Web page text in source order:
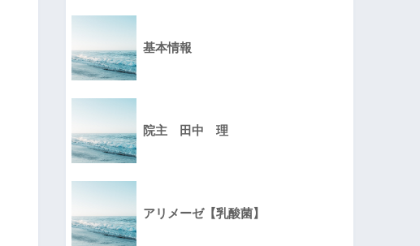
基本情報
院主 田中 理
アリメーゼ【乳酸菌】